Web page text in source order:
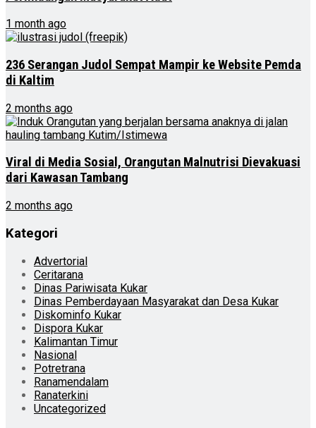
1 month ago
236 Serangan Judol Sempat Mampir ke Website Pemda
di Kaltim
2 months ago
Viral di Media Sosial, Orangutan Malnutrisi Dievakuasi
dari Kawasan Tambang
2 months ago
Kategori
Advertorial
Ceritarana
Dinas Pariwisata Kukar
Dinas Pemberdayaan Masyarakat dan Desa Kukar
Diskominfo Kukar
Dispora Kukar
Kalimantan Timur
Nasional
Potretrana
Ranamendalam
Ranaterkini
Uncategorized